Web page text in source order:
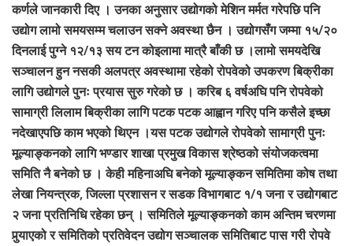
कर्णले जानकारी दिए । उनका अनुसार उद्योगको मेशिन मर्मत गरेपछि पनि
उद्योग लामो समयसम्म चलाउन सक्ने अवस्था छैन । उद्योगसँग जम्मा १५/२०
दिनलाई पुग्ने १२/१३ सय टन कोइलामा मात्रै बाँकी छ ।लामो समयदेखि
सञ्चालन हुन नसकी अलपत्र अवस्थामा रहेको रोपवेको उपकरण बिक्रीका
लागि उद्योगले पुनः प्रयास सुरु गरेको छ । करिब ६ वर्षअघि पनि रोपवेको
सामाग्री लिलाम बिक्रीका लागि पटक पटक आह्वान गरिए पनि कसैले इच्छा
नदेखाएपछि काम भएको थिएन ।यस पटक उद्योगले रोपवेको सामाग्री पुनः
मूल्याङ्कनको लागि भण्डार शाखा प्रमुख विकास श्रेष्ठको संयोजकत्वमा
समिति नै बनेको छ । केही महिनाअघि बनेको मूल्याङ्कन समितिमा कोष तथा
लेखा नियन्त्रक, जिल्ला प्रशासन र सडक विभागबाट १/१ जना र उद्योगबाट
२ जना प्रतिनिधि रहेका छन् । समितिले मूल्याङ्कनको काम अन्तिम चरणमा
पुर्‍याएको र समितिको प्रतिवेदन उद्योग सञ्चालक समितिबाट पास गरी रोपवे